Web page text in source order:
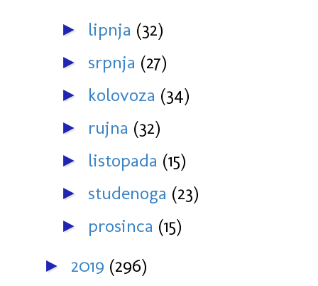
► lipnja (32)
► srpnja (27)
► kolovoza (34)
► rujna (32)
► listopada (15)
► studenoga (23)
► prosinca (15)
► 2019 (296)